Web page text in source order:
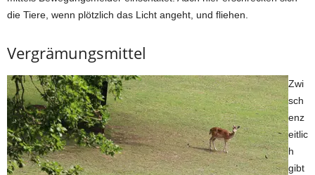
die Tiere, wenn plötzlich das Licht angeht, und fliehen.
Vergrämungsmittel
Zwi
sch
enz
eitlic
h
gibt